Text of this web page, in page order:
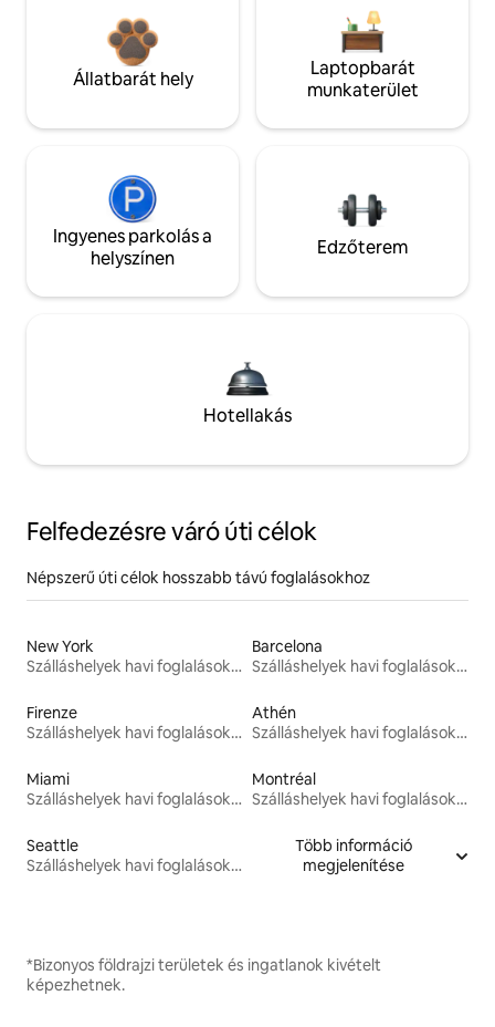
Állatbarát hely
Laptopbarát
munkaterület
Ingyenes parkolás a
helyszínen
Edzőterem
Hotellakás
Felfedezésre váró úti célok
Népszerű úti célok hosszabb távú foglalásokhoz
New York
Szálláshelyek havi foglalásokhoz
Barcelona
Szálláshelyek havi foglalásokhoz
Firenze
Szálláshelyek havi foglalásokhoz
Athén
Szálláshelyek havi foglalásokhoz
Miami
Szálláshelyek havi foglalásokhoz
Montréal
Szálláshelyek havi foglalásokhoz
Seattle
Szálláshelyek havi foglalásokhoz
Több információ
megjelenítése
*Bizonyos földrajzi területek és ingatlanok kivételt
képezhetnek.